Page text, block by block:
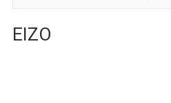
EIZO